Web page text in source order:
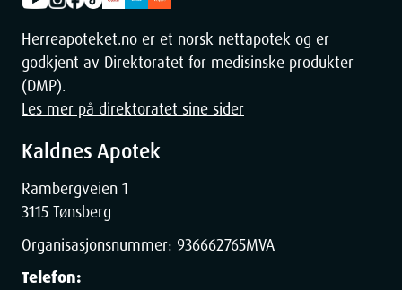
Dimensjoner
Width 4.5
Height
Weight
Herreapoteket.no er et norsk nettapotek og er
godkjent av Direktoratet for medisinske produkter
(DMP).
Les mer på direktoratet sine sider
Kaldnes Apotek
Rambergveien 1
3115 Tønsberg
Organisasjonsnummer: 936662765MVA
Telefon: